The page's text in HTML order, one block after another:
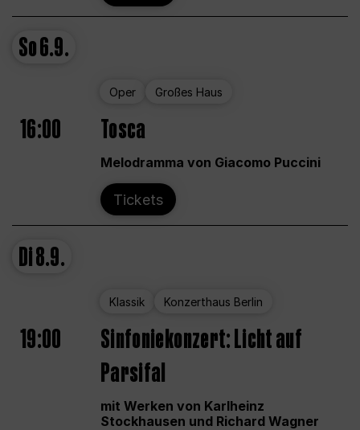
So6.9.
Oper Großes Haus
16:00 Tosca
Melodramma von Giacomo Puccini
Tickets
Di8.9.
Klassik Konzerthaus Berlin
19:00
Sinfoniekonzert: Licht auf
Parsifal
mit Werken von Karlheinz
Stockhausen und Richard Wagner